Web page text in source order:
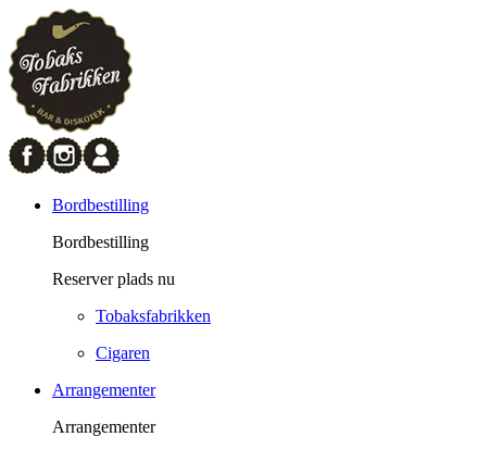
Bordbestilling
Bordbestilling
Reserver plads nu
Tobaksfabrikken
Cigaren
Arrangementer
Arrangementer